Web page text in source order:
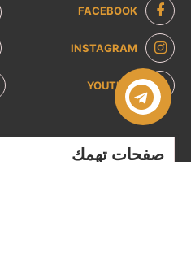
FACEBOOK
INSTAGRAM
YOUTUBE
صفحات تهمك